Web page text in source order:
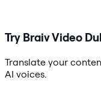
Try Braiv Video
Translate your
AI voices.